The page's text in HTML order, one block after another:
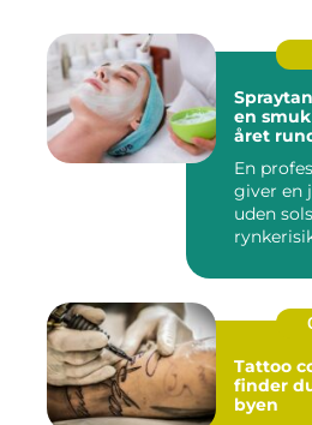
Spraytan
en
året
En
giver en
uden
Tattoo
finder
byen